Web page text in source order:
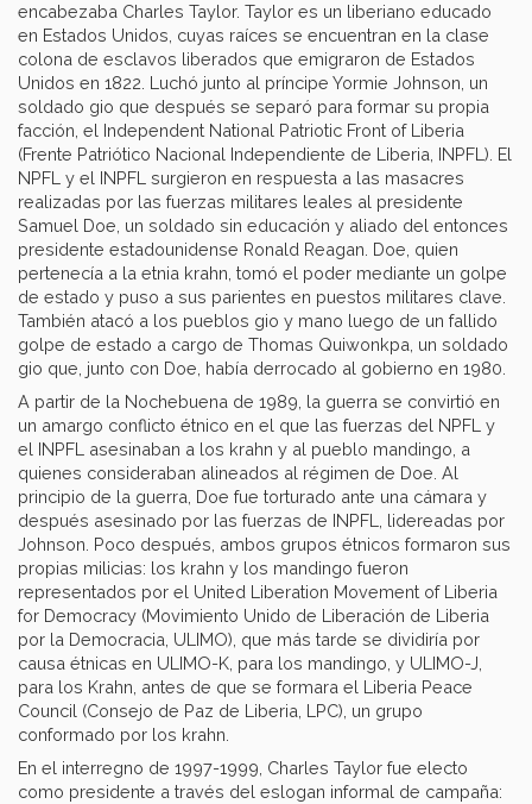
encabezaba Charles Taylor. Taylor es un liberiano educado
en Estados Unidos, cuyas raíces se encuentran en la clase
colona de esclavos liberados que emigraron de Estados
Unidos en 1822. Luchó junto al príncipe Yormie Johnson, un
soldado gio que después se separó para formar su propia
facción, el Independent National Patriotic Front of Liberia
(Frente Patriótico Nacional Independiente de Liberia, INPFL). El
NPFL y el INPFL surgieron en respuesta a las masacres
realizadas por las fuerzas militares leales al presidente
Samuel Doe, un soldado sin educación y aliado del entonces
presidente estadounidense Ronald Reagan. Doe, quien
pertenecía a la etnia krahn, tomó el poder mediante un golpe
de estado y puso a sus parientes en puestos militares clave.
También atacó a los pueblos gio y mano luego de un fallido
golpe de estado a cargo de Thomas Quiwonkpa, un soldado
gio que, junto con Doe, había derrocado al gobierno en 1980.
A partir de la Nochebuena de 1989, la guerra se convirtió en
un amargo conflicto étnico en el que las fuerzas del NPFL y
el INPFL asesinaban a los krahn y al pueblo mandingo, a
quienes consideraban alineados al régimen de Doe. Al
principio de la guerra, Doe fue torturado ante una cámara y
después asesinado por las fuerzas de INPFL, lidereadas por
Johnson. Poco después, ambos grupos étnicos formaron sus
propias milicias: los krahn y los mandingo fueron
representados por el United Liberation Movement of Liberia
for Democracy (Movimiento Unido de Liberación de Liberia
por la Democracia, ULIMO), que más tarde se dividiría por
causa étnicas en ULIMO-K, para los mandingo, y ULIMO-J,
para los Krahn, antes de que se formara el Liberia Peace
Council (Consejo de Paz de Liberia, LPC), un grupo
conformado por los krahn.
En el interregno de 1997-1999, Charles Taylor fue electo
como presidente a través del eslogan informal de campaña: